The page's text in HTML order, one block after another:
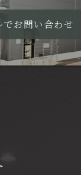
でお問い合わせ